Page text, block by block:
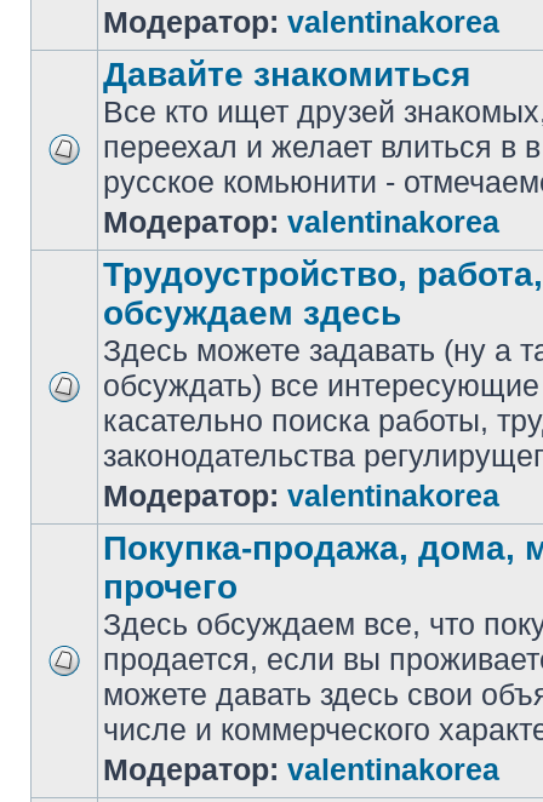
Модератор: valentinakorea
Давайте знакомиться
Все кто ищет друзей
переехал и желает влиться в
русcкое комьюнити -
Модератор: valentinakorea
Трудоустройство,
обсуждаем здесь
Здесь можете задавать (ну а
обсуждать) все
касательно поиска работы,
законодательства
Модератор: valentinakorea
Покупка-продажа, дома,
прочего
Здесь обсуждаем все, что
продается, если вы
можете давать здесь свои
числе и коммерческого
Модератор: valentinakorea